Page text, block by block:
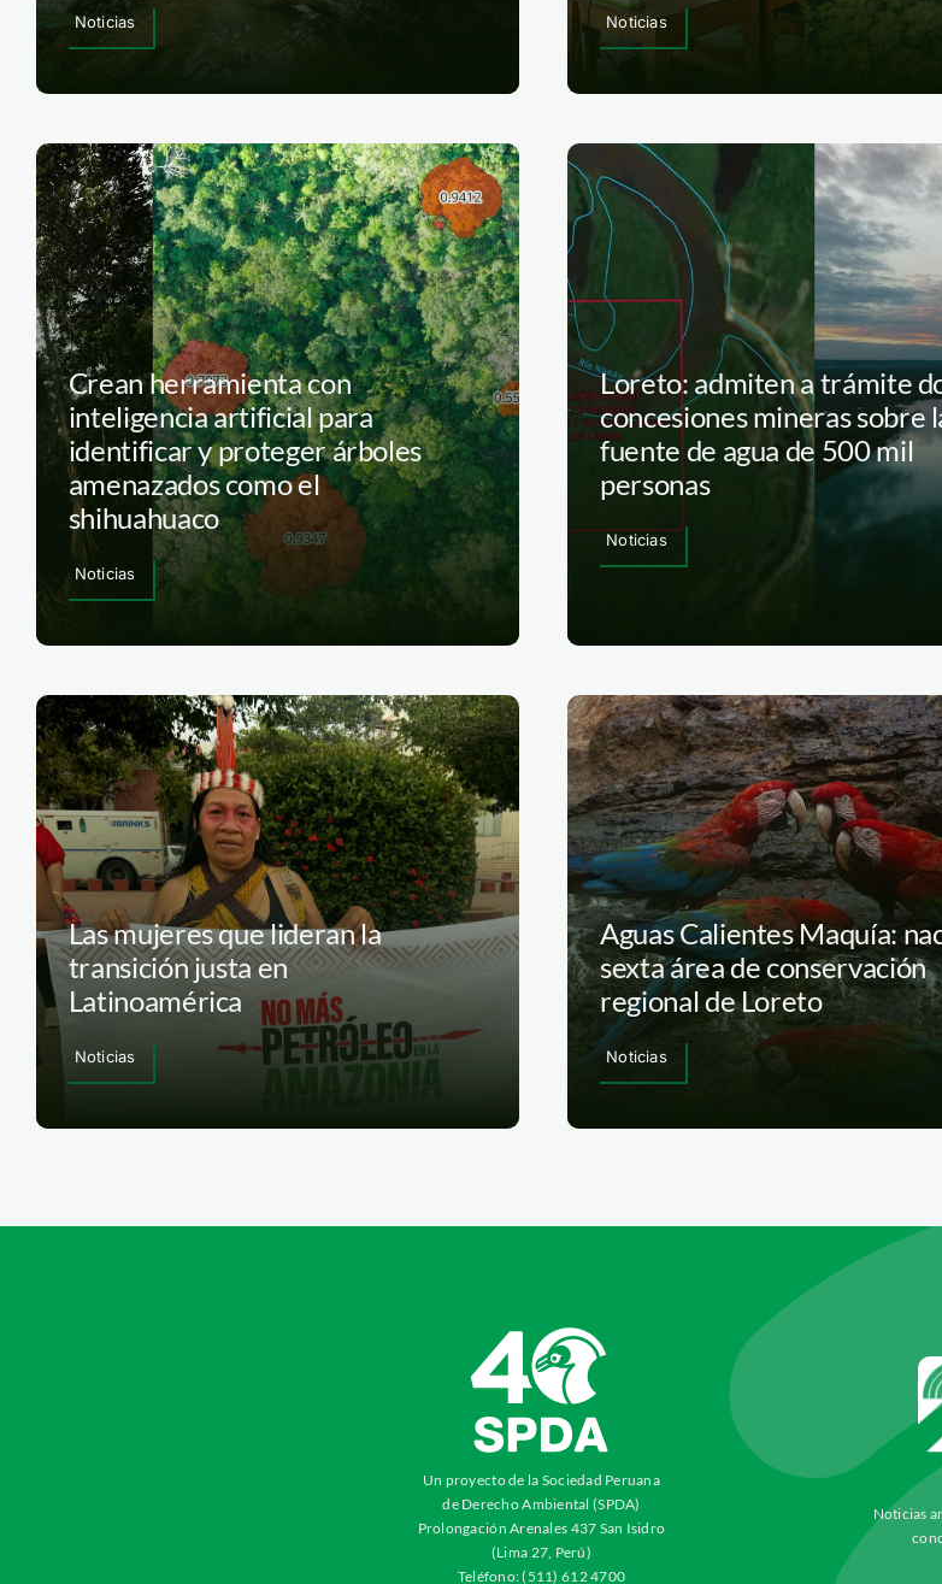
Noticias Noticias
Crean herramienta con
inteligencia artificial para
identificar y proteger árboles
amenazados como el
shihuahuaco
Noticias
Loreto: admiten a trámite
concesiones mineras sobre
fuente de agua de 500 mil
personas
Noticias
Las mujeres que lideran la
transición justa en
Latinoamérica
Noticias
Aguas Calientes Maquía:
sexta área de conservación
regional de Loreto
Noticias
Un proyecto de la Sociedad Peruana
de Derecho Ambiental (SPDA)
Prolongación Arenales 437 San Isidro
(Lima 27, Perú)
Teléfono: (511) 612 4700
Noticias